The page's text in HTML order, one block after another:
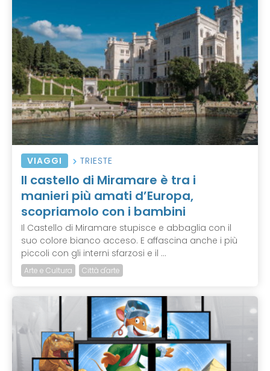
VIAGGI TRIESTE
Il castello di Miramare è tra i
manieri più amati d’Europa,
scopriamolo con i bambini
Il Castello di Miramare stupisce e abbaglia con il
suo colore bianco acceso. E affascina anche i più
piccoli con gli interni sfarzosi e il ...
Arte e Cultura Città d'arte